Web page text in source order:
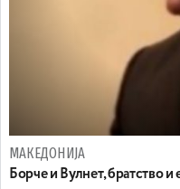
МАКЕДОНИЈА
Борче и Вулнет, братство